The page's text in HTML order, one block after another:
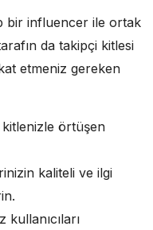
bir influencer ile ortak
da takipçi kitlesi
etmeniz gereken
örtüşen
kaliteli ve ilgi
kullanıcıları